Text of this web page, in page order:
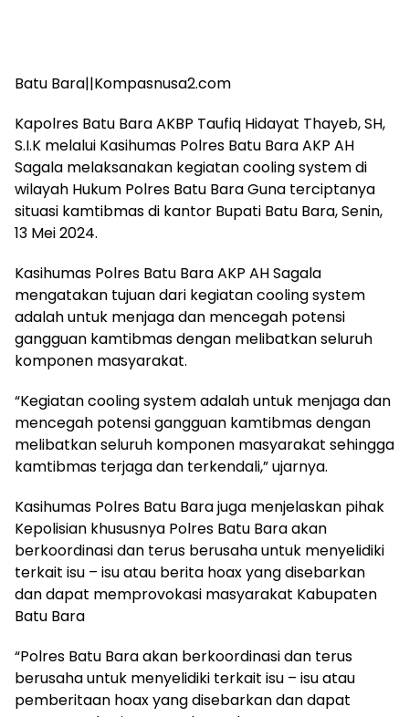
Batu Bara||Kompasnusa2.com
Kapolres Batu Bara AKBP Taufiq Hidayat Thayeb, SH,
S.I.K melalui Kasihumas Polres Batu Bara AKP AH
Sagala melaksanakan kegiatan cooling system di
wilayah Hukum Polres Batu Bara Guna terciptanya
situasi kamtibmas di kantor Bupati Batu Bara, Senin,
13 Mei 2024.
Kasihumas Polres Batu Bara AKP AH Sagala
mengatakan tujuan dari kegiatan cooling system
adalah untuk menjaga dan mencegah potensi
gangguan kamtibmas dengan melibatkan seluruh
komponen masyarakat.
“Kegiatan cooling system adalah untuk menjaga dan
mencegah potensi gangguan kamtibmas dengan
melibatkan seluruh komponen masyarakat sehingga
kamtibmas terjaga dan terkendali,” ujarnya.
Kasihumas Polres Batu Bara juga menjelaskan pihak
Kepolisian khususnya Polres Batu Bara akan
berkoordinasi dan terus berusaha untuk menyelidiki
terkait isu – isu atau berita hoax yang disebarkan
dan dapat memprovokasi masyarakat Kabupaten
Batu Bara
“Polres Batu Bara akan berkoordinasi dan terus
berusaha untuk menyelidiki terkait isu – isu atau
pemberitaan hoax yang disebarkan dan dapat